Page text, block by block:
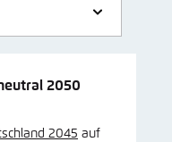
2050
2045 auf